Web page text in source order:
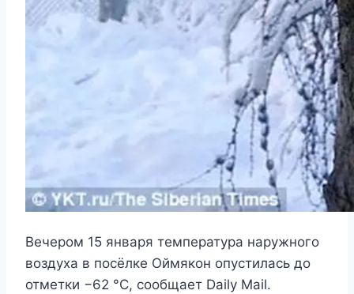
Вечером 15 января температура наружного
воздуха в посёлке Оймякон опустилась до
отметки −62 °C, сообщает Daily Mail.